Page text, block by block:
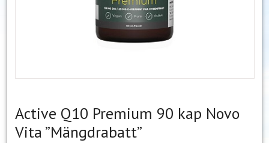
Active Q10 Premium 90 kap Novo
Vita ”Mängdrabatt”